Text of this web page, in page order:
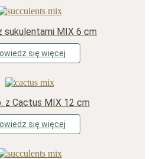
sukulentami MIX 6 cm
się więcej
z Cactus MIX 12 cm
się więcej